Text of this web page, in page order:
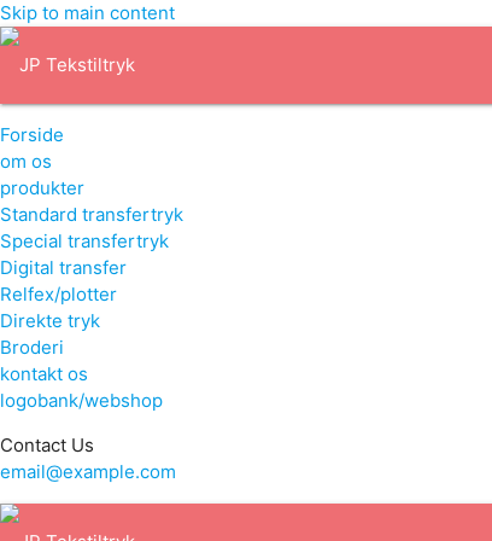
Skip to main content
Forside
om os
produkter
Standard transfertryk
Special transfertryk
Digital transfer
Relfex/plotter
Direkte tryk
Broderi
kontakt os
logobank/webshop
Contact Us
email@example.com